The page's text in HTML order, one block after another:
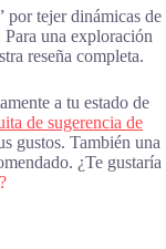
por tejer dinámicas de
una exploración
reseña completa.
a tu estado de
de sugerencia de
gustos. También una
¿Te gustaría